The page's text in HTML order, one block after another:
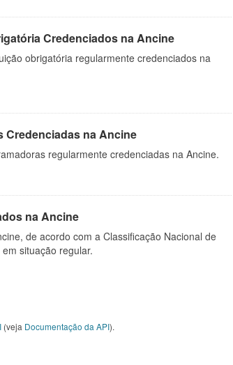
Credenciados na Ancine
obrigatória regularmente credenciados na
Credenciadas na Ancine
regularmente credenciadas na Ancine.
na Ancine
de acordo com a Classificação Nacional de
situação regular.
(veja Documentação da API).